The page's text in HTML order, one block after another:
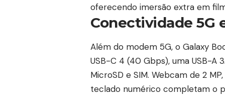
oferecendo imersão extra em
Conectividade 5G
Além do modem 5G, o Galaxy
USB-C 4 (40 Gbps), uma USB-A
MicroSD e SIM. Webcam de 2
teclado numérico completam o